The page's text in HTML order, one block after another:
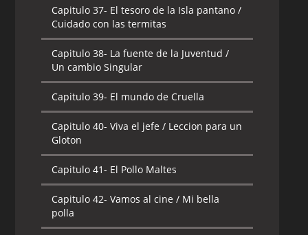
Capitulo 37- El tesoro de la Isla pantano /
Cuidado con las termitas
Capitulo 38- La fuente de la Juventud /
Un cambio Singular
Capitulo 39- El mundo de Cruella
Capitulo 40- Viva el jefe / Leccion para un
Gloton
Capitulo 41- El Pollo Maltes
Capitulo 42- Vamos al cine / Mi bella
polla